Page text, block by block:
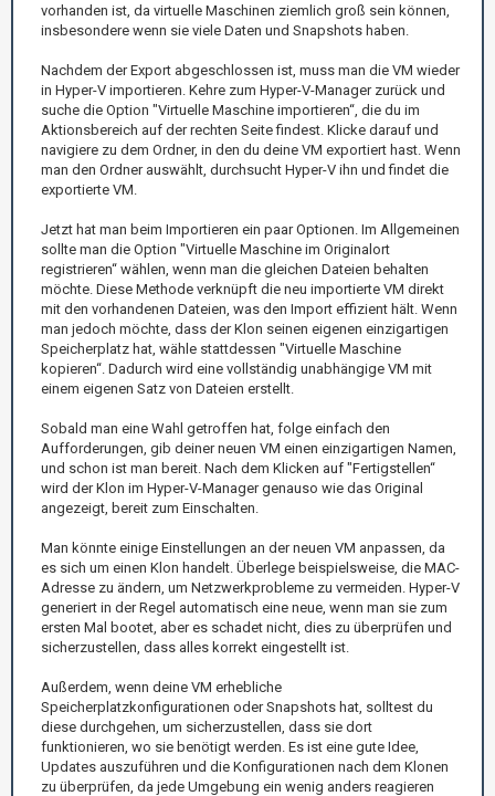
vorhanden ist, da virtuelle Maschinen ziemlich groß sein können,
insbesondere wenn sie viele Daten und Snapshots haben.
Nachdem der Export abgeschlossen ist, muss man die VM wieder
in Hyper-V importieren. Kehre zum Hyper-V-Manager zurück und
suche die Option "Virtuelle Maschine importieren“, die du im
Aktionsbereich auf der rechten Seite findest. Klicke darauf und
navigiere zu dem Ordner, in den du deine VM exportiert hast. Wenn
man den Ordner auswählt, durchsucht Hyper-V ihn und findet die
exportierte VM.
Jetzt hat man beim Importieren ein paar Optionen. Im Allgemeinen
sollte man die Option "Virtuelle Maschine im Originalort
registrieren“ wählen, wenn man die gleichen Dateien behalten
möchte. Diese Methode verknüpft die neu importierte VM direkt
mit den vorhandenen Dateien, was den Import effizient hält. Wenn
man jedoch möchte, dass der Klon seinen eigenen einzigartigen
Speicherplatz hat, wähle stattdessen "Virtuelle Maschine
kopieren“. Dadurch wird eine vollständig unabhängige VM mit
einem eigenen Satz von Dateien erstellt.
Sobald man eine Wahl getroffen hat, folge einfach den
Aufforderungen, gib deiner neuen VM einen einzigartigen Namen,
und schon ist man bereit. Nach dem Klicken auf "Fertigstellen“
wird der Klon im Hyper-V-Manager genauso wie das Original
angezeigt, bereit zum Einschalten.
Man könnte einige Einstellungen an der neuen VM anpassen, da
es sich um einen Klon handelt. Überlege beispielsweise, die MAC-
Adresse zu ändern, um Netzwerkprobleme zu vermeiden. Hyper-V
generiert in der Regel automatisch eine neue, wenn man sie zum
ersten Mal bootet, aber es schadet nicht, dies zu überprüfen und
sicherzustellen, dass alles korrekt eingestellt ist.
Außerdem, wenn deine VM erhebliche
Speicherplatzkonfigurationen oder Snapshots hat, solltest du
diese durchgehen, um sicherzustellen, dass sie dort
funktionieren, wo sie benötigt werden. Es ist eine gute Idee,
Updates auszuführen und die Konfigurationen nach dem Klonen
zu überprüfen, da jede Umgebung ein wenig anders reagieren